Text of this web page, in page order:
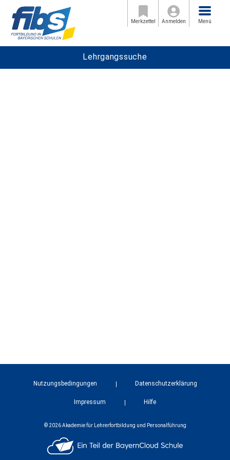
Merkzettel Anmelden
Menü
Menü
Lehrgangssuche
Nutzungsbedingungen Datenschutzerklärung
Impressum Hilfe
© 2026 Akademie für Lehrerfortbildung und Personalführung